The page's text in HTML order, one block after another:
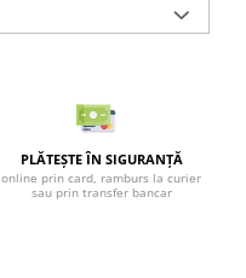
PLĂTEȘTE ÎN SIGURANȚĂ
online prin card, ramburs la curier
sau prin transfer bancar